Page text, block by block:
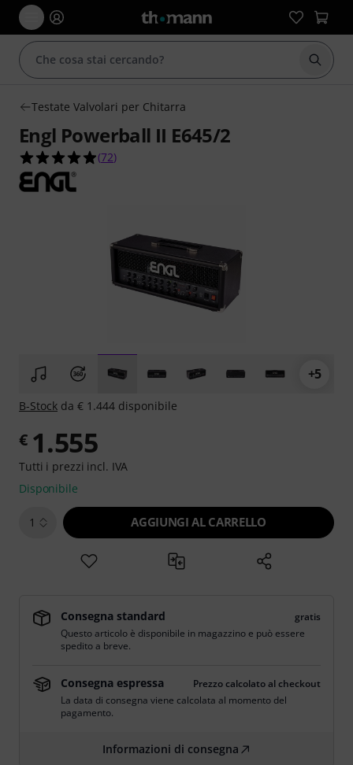
Testate Valvolari per Chitarra
Engl Powerball II E645/2
4.9 su 5 stelle su 72 valutazioni dei clienti
(72)
+5
B-Stock da € 1.444 disponibile
€ 1.555
Tutti i prezzi incl. IVA
Disponibile
1 AGGIUNGI AL CARRELLO
Consegna standard
gratis
Questo articolo è disponibile in magazzino e può essere
spedito a breve.
Consegna espressa
Prezzo calcolato al checkout
La data di consegna viene calcolata al momento del
pagamento.
Informazioni di consegna